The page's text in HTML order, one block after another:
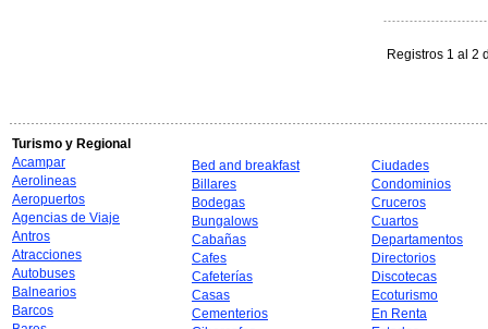
Registros 1 al 2
Turismo y Regional
Acampar
Aerolineas
Aeropuertos
Agencias de Viaje
Antros
Atracciones
Autobuses
Balnearios
Barcos
Bed and breakfast
Billares
Bodegas
Bungalows
Cabañas
Cafes
Cafeterías
Casas
Cementerios
Ciudades
Condominios
Cruceros
Cuartos
Departamentos
Directorios
Discotecas
Ecoturismo
En Renta